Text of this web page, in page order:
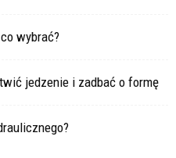
wybrać?
jedzenie i zadbać o formę